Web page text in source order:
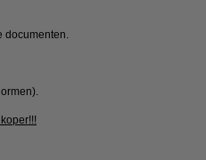
documenten.